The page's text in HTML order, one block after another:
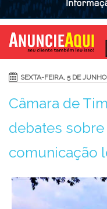
SEXTA-FEIRA, 5 DE
Câmara de
debates
comunicação